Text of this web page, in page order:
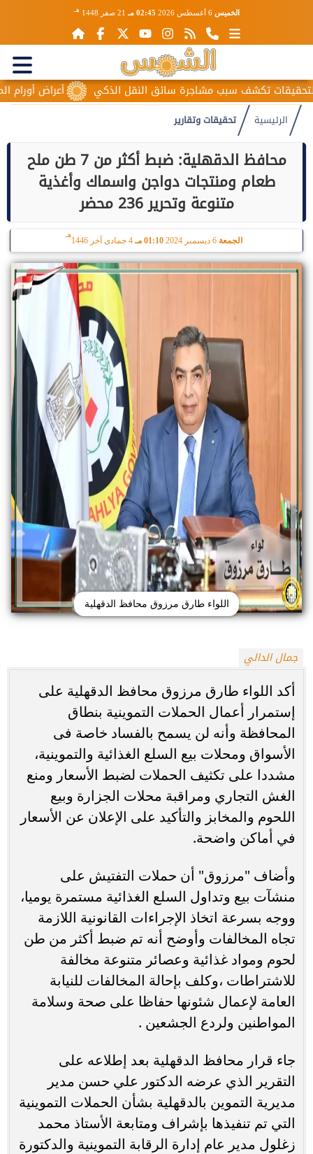
الخميس 6 أغسطس 2026 02:45 مـ 21 صفر 1448 هـ
أعراض أورام المبيض المبكرة.. مشاجرة سائق النقل الذكي
الرئيسية تحقيقات وتقارير
محافظ الدقهلية: ضبط أكثر من 7 طن ملح
طعام ومنتجات دواجن واسماك وأغذية
متنوعة وتحرير 236 محضر
الجمعة 6 ديسمبر 2024 01:10 مـ 4 جمادى آخر 1446
هـ
اللواء طارق مرزوق محافظ الدقهلية
جمال الدالي
أكد اللواء طارق مرزوق محافظ الدقهلية على
إستمرار أعمال الحملات التموينية بنطاق
المحافظة وأنه لن يسمح بالفساد خاصة فى
الأسواق ومحلات بيع السلع الغذائية والتموينية،
مشددا على تكثيف الحملات لضبط الأسعار ومنع
الغش التجاري ومراقبة محلات الجزارة وبيع
اللحوم والمخابز والتأكيد على الإعلان عن الأسعار
في أماكن واضحة.
وأضاف "مرزوق" أن حملات التفتيش على
منشآت بيع وتداول السلع الغذائية مستمرة يوميا،
ووجه بسرعة اتخاذ الإجراءات القانونية اللازمة
تجاه المخالفات وأوضح أنه تم ضبط أكثر من طن
لحوم ومواد غذائية وعصائر متنوعة مخالفة
للاشتراطات ،وكلف بإحالة المخالفات للنيابة
العامة لإعمال شئونها حفاظا على صحة وسلامة
المواطنين ولردع الجشعين .
جاء قرار محافظ الدقهلية بعد إطلاعه على
التقرير الذي عرضه الدكتور علي حسن مدير
مديرية التموين بالدقهلية بشأن الحملات التموينية
التي تم تنفيذها بإشراف ومتابعة الأستاذ محمد
زغلول مدير عام إدارة الرقابة التموينية والدكتورة